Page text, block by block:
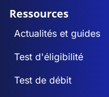
Ressources
Actualités et guides
Test d'éligibilité
Test de débit